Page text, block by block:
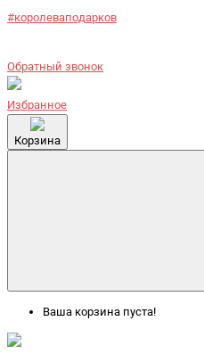
#королеваподарков
Обратный звонок
Избранное
Корзина
Ваша корзина пуста!